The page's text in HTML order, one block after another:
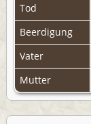
Tod
Beerdigung
Vater
Mutter